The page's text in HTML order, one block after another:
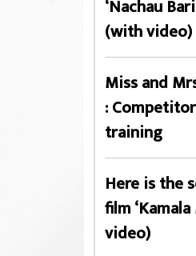
‘Nachau
(with video)
Miss and
:
training
Here is the
film
video)